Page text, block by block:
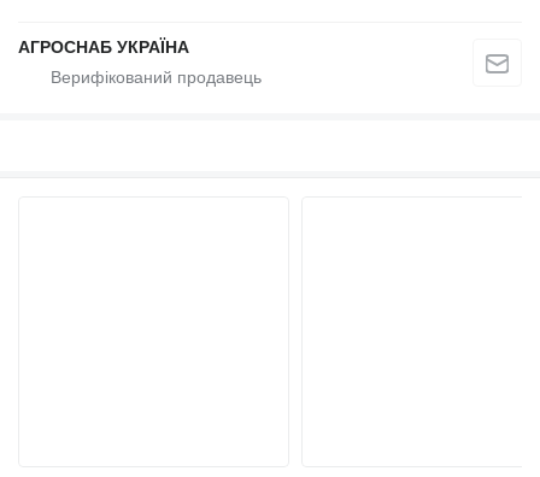
АГРОСНАБ УКРАЇНА